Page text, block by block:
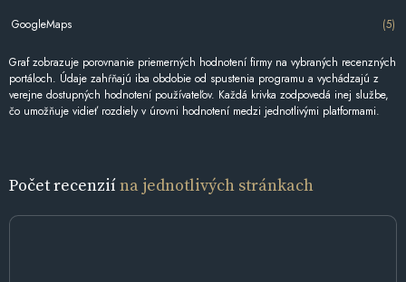
GoogleMaps (5)
Graf zobrazuje porovnanie priemerných hodnotení firmy na vybraných recenzných
portáloch. Údaje zahŕňajú iba obdobie od spustenia programu a vychádzajú z
verejne dostupných hodnotení používateľov. Každá krivka zodpovedá inej službe,
čo umožňuje vidieť rozdiely v úrovni hodnotení medzi jednotlivými platformami.
Počet recenziína jednotlivých stránkach